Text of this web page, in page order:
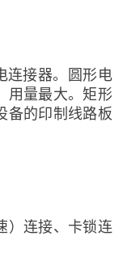
连接器。圆形电
用量最大。矩形
备的印制线路板
）连接、卡锁连